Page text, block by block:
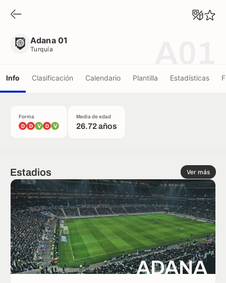
Adana 01
Turquía
Info Clasificación Calendario Plantilla Estadísticas
Forma
D D V D V
Media de edad
26.72 años
Estadios Ver más
ADANA